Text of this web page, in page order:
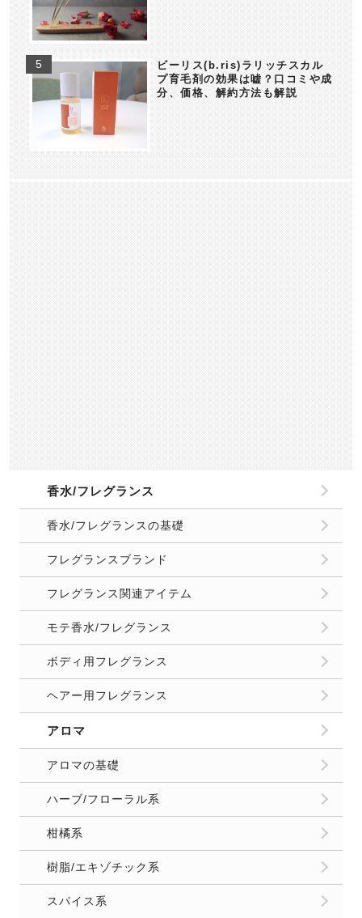
ビーリス(b.ris)ラリッチスカル
プ育毛剤の効果は嘘？口コミや成
分、価格、解約方法も解説
香水/フレグランス
香水/フレグランスの基礎
フレグランスブランド
フレグランス関連アイテム
モテ香水/フレグランス
ボディ用フレグランス
ヘアー用フレグランス
アロマ
アロマの基礎
ハーブ/フローラル系
柑橘系
樹脂/エキゾチック系
スパイス系